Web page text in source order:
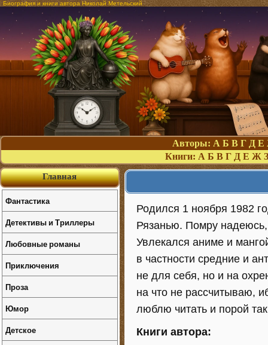
Биография и книги автора Николай Метельский
Авторы: А Б В Г Д Е
Книги: А Б В Г Д Е Ж З
Родился 1 ноября 1982
Рязанью. Помру
Увлекался аниме и
в частности средние и
не для себя, но и на
на что не рассчитываю,
люблю читать и порой
Книги автора:
Главная
Фантастика
Детективы и Триллеры
Любовные романы
Приключения
Проза
Юмор
Детское